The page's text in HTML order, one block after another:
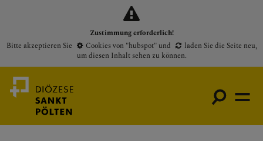
Zustimmung erforderlich!
Bitte akzeptieren Sie
Cookies von "hubspot"und laden Sie die Seite neu,
um diesen Inhalt sehen zu können.